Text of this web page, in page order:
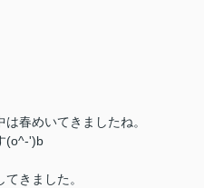
春めいてきましたね。
(o^-')b
きました。